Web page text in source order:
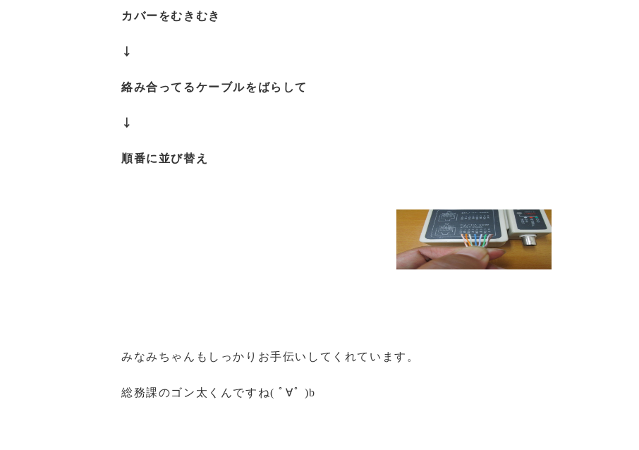
カバーをむきむき
↓
絡み合ってるケーブルをばらして
↓
順番に並び替え
みなみちゃんもしっかりお手伝いしてくれています。
総務課のゴン太くんですね( ﾟ∀ﾟ )b